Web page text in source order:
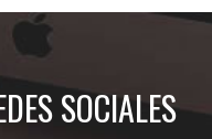
SOCIALES